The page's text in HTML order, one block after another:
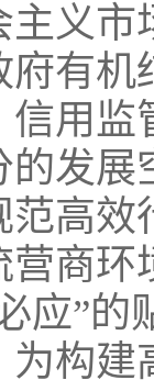
义
有
用
发
高
商
应”
构